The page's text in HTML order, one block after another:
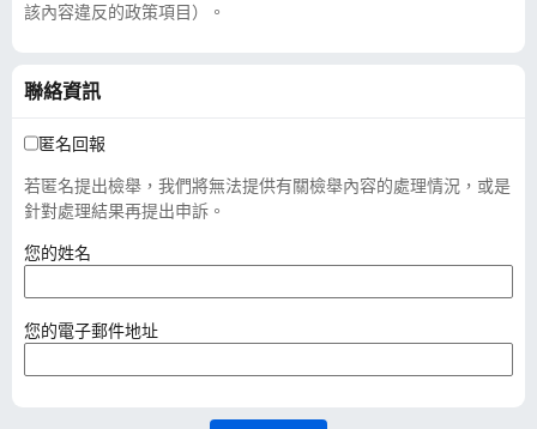
該內容違反的政策項目）。
聯絡資訊
匿名回報
若匿名提出檢舉，我們將無法提供有關檢舉內容的處理情況，或是
針對處理結果再提出申訴。
您的姓名
填
）
您的電子郵件地址（
填